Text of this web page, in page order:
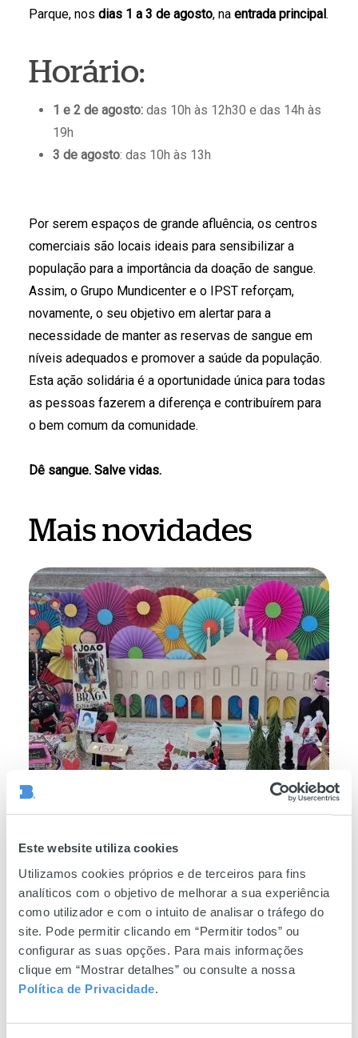
Este website utiliza cookies
Utilizamos cookies próprios e de terceiros para fins
analíticos com o objetivo de melhorar a sua experiência
como utilizador e com o intuito de analisar o tráfego do
site. Pode permitir clicando em “Permitir todos” ou
configurar as suas opções. Para mais informações
clique em “Mostrar detalhes” ou consulte a nossa
Política de Privacidade.
Parque, nos dias 1 a 3 de agosto, na entrada principal.
Horário:
1 e 2 de agosto: das 10h às 12h30 e das 14h às
19h
3 de agosto: das 10h às 13h
Por serem espaços de grande afluência, os centros
comerciais são locais ideais para sensibilizar a
população para a importância da doação de sangue.
Assim, o Grupo Mundicenter e o IPST reforçam,
novamente, o seu objetivo em alertar para a
necessidade de manter as reservas de sangue em
níveis adequados e promover a saúde da população.
Esta ação solidária é a oportunidade única para todas
as pessoas fazerem a diferença e contribuírem para
o bem comum da comunidade.
Dê sangue. Salve vidas.
Mais novidades
São
João
em
Braga
Dar
sangue
é
salvar
vidas